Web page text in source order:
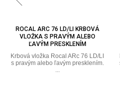
ROCAL ARC 96 LD/LI MODERNÁ
KRBOVÁ VLOŽKA S PRAVÝM
ALEBO ĽAVÝM PRESKLENÍM
Krbová vložka Rocal ARc 96 LD/LI
s pravým alebo ľavým presklením.
...